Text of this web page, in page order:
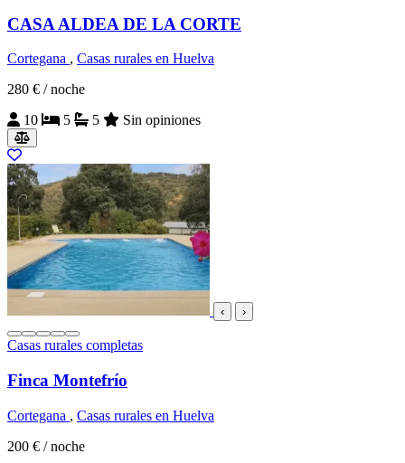
CASA ALDEA DE LA CORTE
Cortegana , Casas rurales en Huelva
280 € / noche
10
5 5 Sin opiniones
‹ ›
Casas rurales completas
Finca Montefrío
Cortegana , Casas rurales en Huelva
200 € / noche